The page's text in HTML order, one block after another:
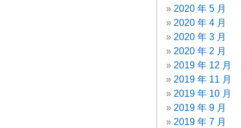
2020 年 5 月
2020 年 4 月
2020 年 3 月
2020 年 2 月
2019 年 12 月
2019 年 11 月
2019 年 10 月
2019 年 9 月
2019 年 7 月